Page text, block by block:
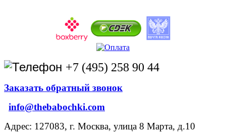
+7 (495) 258 90 44
Заказать обратный звонок
info@thebabochki.com
Адрес: 127083, г. Москва, улица 8 Марта, д.10